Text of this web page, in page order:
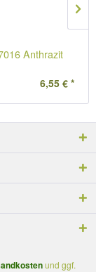
Anthrazit
6,55 € *
und ggf.